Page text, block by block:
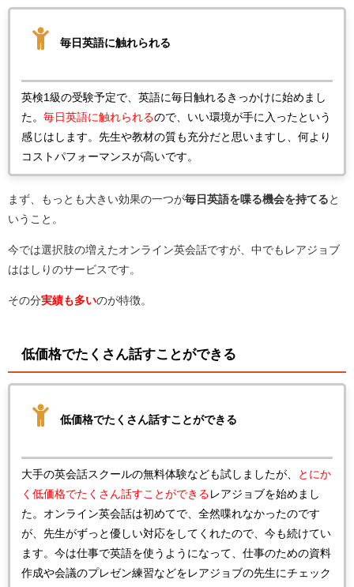
毎日英語に触れられる
英検1級の受験予定で、英語に毎日触れるきっかけに始めまし
た。 毎日英語に触れられるので、いい環境が手に入ったという
感じはします。先生や教材の質も充分だと思いますし、何より
コストパフォーマンスが高いです。
まず、もっとも大きい効果の一つが毎日英語を喋る機会を持てる と
いうこと。
今では選択肢の増えたオンライン英会話ですが、中でもレアジョブ
ははしりのサービスです。
その分実績も多いのが特徴。
低価格でたくさん話すことができる
低価格でたくさん話すことができる
大手の英会話スクールの無料体験なども試しましたが、
とにか
く低価格でたくさん話すことができる レアジョブを始めまし
た。オンライン英会話は初めてで、全然喋れなかったのです
が、先生がずっと優しい対応をしてくれたので、今も続けてい
ます。今は仕事で英語を使うようになって、仕事のための資料
作成や会議のプレゼン練習などをレアジョブの先生にチェック